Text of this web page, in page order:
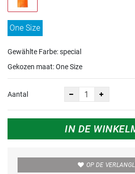
One Size
Gewählte Farbe: special
Gekozen maat:One Size
Aantal
IN DE
OP DE